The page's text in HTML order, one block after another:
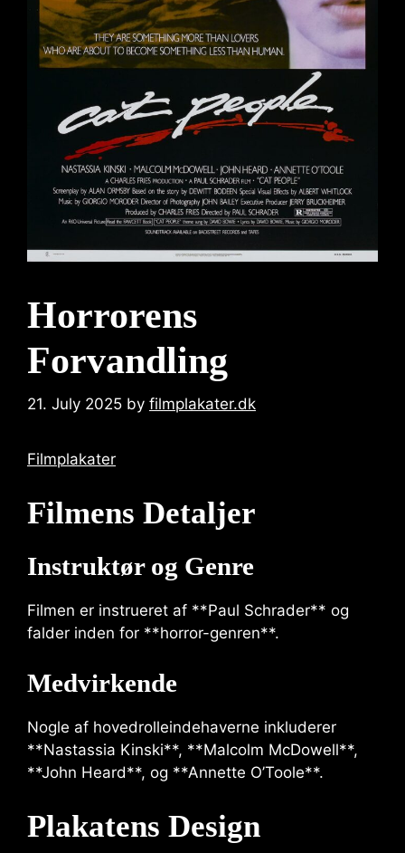
Horrorens
Forvandling
21. July 2025 by filmplakater.dk
Filmplakater
Filmens Detaljer
Instruktør og Genre
Filmen er instrueret af **Paul Schrader** og
falder inden for **horror-genren**.
Medvirkende
Nogle af hovedrolleindehaverne inkluderer
**Nastassia Kinski**, **Malcolm McDowell**,
**John Heard**, og **Annette O’Toole**.
Plakatens Design